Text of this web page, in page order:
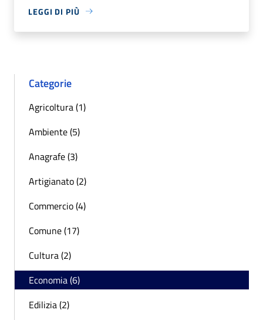
LEGGI DI PIÙ
Categorie
Agricoltura (1)
Ambiente (5)
Anagrafe (3)
Artigianato (2)
Commercio (4)
Comune (17)
Cultura (2)
Economia (6)
Edilizia (2)